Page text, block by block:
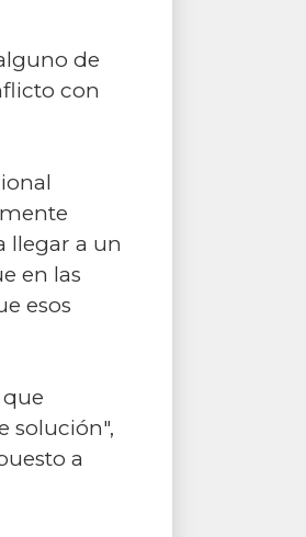
de
con
llegar a un
en las
esos
solución",
a